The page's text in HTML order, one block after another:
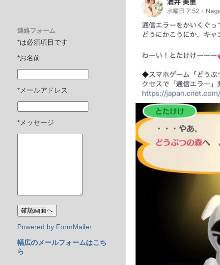
連絡フォーム
*は必須項目です
*お名前
*メールアドレス
*メッセージ
Powered by FormMailer.
幅広のメールフォームはこち
ら